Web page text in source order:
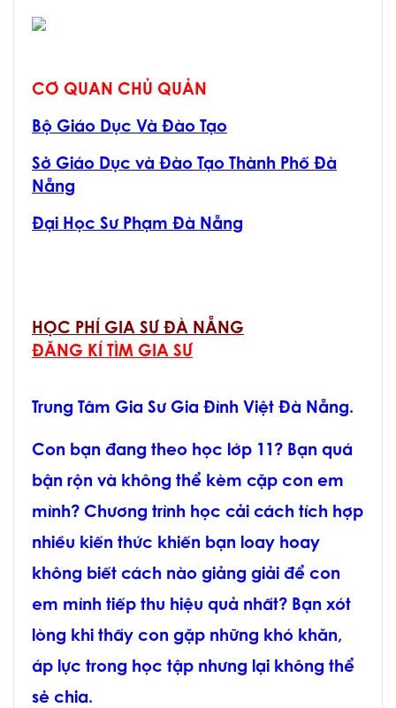
CƠ QUAN CHỦ QUẢN
Bộ Giáo Dục Và Đào Tạo
Sở Giáo Dục và Đào Tạo Thành Phố Đà
Nẵng
Đại Học Sư Phạm Đà Nẵng
HỌC PHÍ GIA SƯ ĐÀ NẴNG
ĐĂNG KÍ TÌM GIA SƯ
Trung Tâm Gia Sư Gia Đình Việt Đà Nẵng.
Con bạn đang theo học lớp 11? Bạn quá
bận rộn và không thể kèm cặp con em
mình? Chương trình học cải cách tích hợp
nhiều kiến thức khiến bạn loay hoay
không biết cách nào giảng giải để con
em mình tiếp thu hiệu quả nhất? Bạn xót
lòng khi thấy con gặp những khó khăn,
áp lực trong học tập nhưng lại không thể
sẻ chia.